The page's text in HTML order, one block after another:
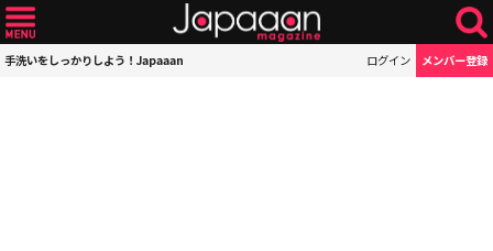
手洗いをしっかりしよう！Japaaan ログイン メンバー登録